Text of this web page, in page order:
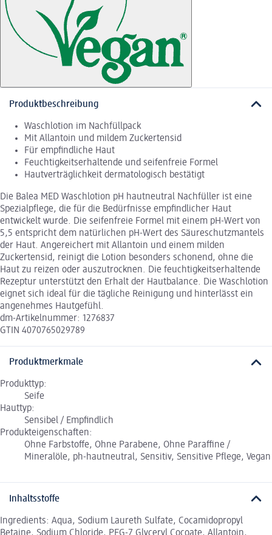
Produktbeschreibung
Waschlotion im Nachfüllpack
Mit Allantoin und mildem Zuckertensid
Für empfindliche Haut
Feuchtigkeitserhaltende und seifenfreie Formel
Hautverträglichkeit dermatologisch bestätigt
Die Balea MED Waschlotion pH hautneutral Nachfüller ist eine
Spezialpflege, die für die Bedürfnisse empfindlicher Haut
entwickelt wurde. Die seifenfreie Formel mit einem pH-Wert von
5,5 entspricht dem natürlichen pH-Wert des Säureschutzmantels
der Haut. Angereichert mit Allantoin und einem milden
Zuckertensid, reinigt die Lotion besonders schonend, ohne die
Haut zu reizen oder auszutrocknen. Die feuchtigkeitserhaltende
Rezeptur unterstützt den Erhalt der Hautbalance. Die Waschlotion
eignet sich ideal für die tägliche Reinigung und hinterlässt ein
angenehmes Hautgefühl.
dm-Artikelnummer: 1276837
GTIN 4070765029789
Produktmerkmale
Produkttyp:
Seife
Hauttyp:
Sensibel / Empfindlich
Produkteigenschaften:
Ohne Farbstoffe, Ohne Parabene, Ohne Paraffine /
Mineralöle, ph-hautneutral, Sensitiv, Sensitive Pflege, Vegan
Inhaltsstoffe
Ingredients: Aqua, Sodium Laureth Sulfate, Cocamidopropyl